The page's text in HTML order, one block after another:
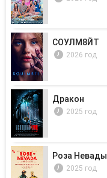
СОУЛМ8ЙТ
2026 год
Дракон
2025 год
Роза Невады
2025 год